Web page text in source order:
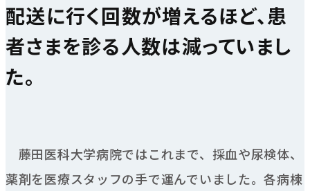
配送に行く回数が増えるほど、患
者さまを診る人数は減っていまし
た。
藤田医科大学病院ではこれまで、採血や尿検体、
薬剤を医療スタッフの手で運んでいました。各病棟